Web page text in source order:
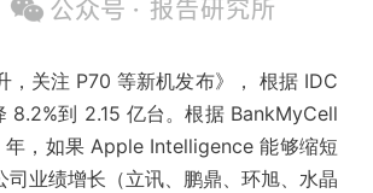
关注 P70 等新机发布》， 根据 IDC
到 2.15 亿台。根据 BankMyCell
，如果 Apple Intelligence 能够缩短
业绩增长（立讯、鹏鼎、环旭、水晶